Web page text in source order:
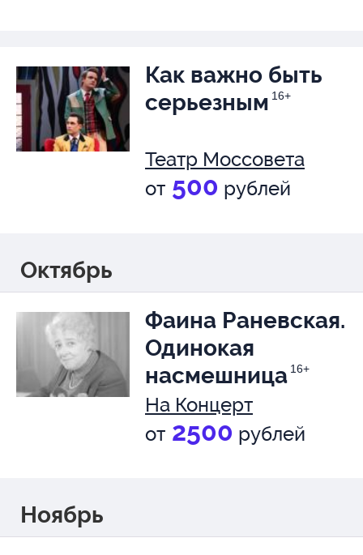
Как важно быть
серьезным 16+
Театр Моссовета
от 500 рублей
Октябрь
Фаина Раневская.
Одинокая
насмешница 16+
На Концерт
от 2500 рублей
Ноябрь